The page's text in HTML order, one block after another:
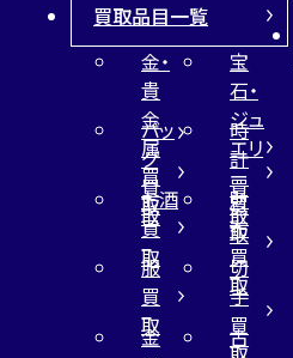
買取品目一覧
金・
貴
金
属
買
取
宝
石・
ジュ
エリ
ー
買
取
バッ
グ
買
取
時
計
買
取
お酒
買
取
財
布
買
取
服
買
取
切
手
買
金
古